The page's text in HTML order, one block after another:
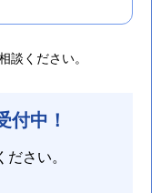
談ください。
付中！
さい。